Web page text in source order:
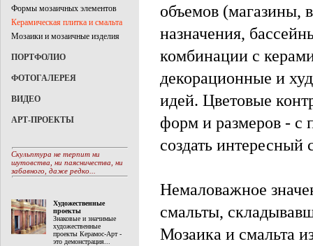
Формы мозаичных элементов
Керамическая плитка и смальта
Мозаики и мозаичные изделия
ПОРТФОЛИО
ФОТОГАЛЕРЕЯ
ВИДЕО
АРТ-ПРОЕКТЫ
Скульптура не терпит ни
шутовства, ни паясничества, ни
забавного, даже редко...
Художественные
проекты
Знаковые и значимые
художественные
проекты Керамос-Арт -
это демонстрация...
объемов (магазины,
назначения,
комбинации с
декорационные и
идей. Цветовые
форм и размеров - с
создать
Немаловажное
смальты,
Мозаика и смальта